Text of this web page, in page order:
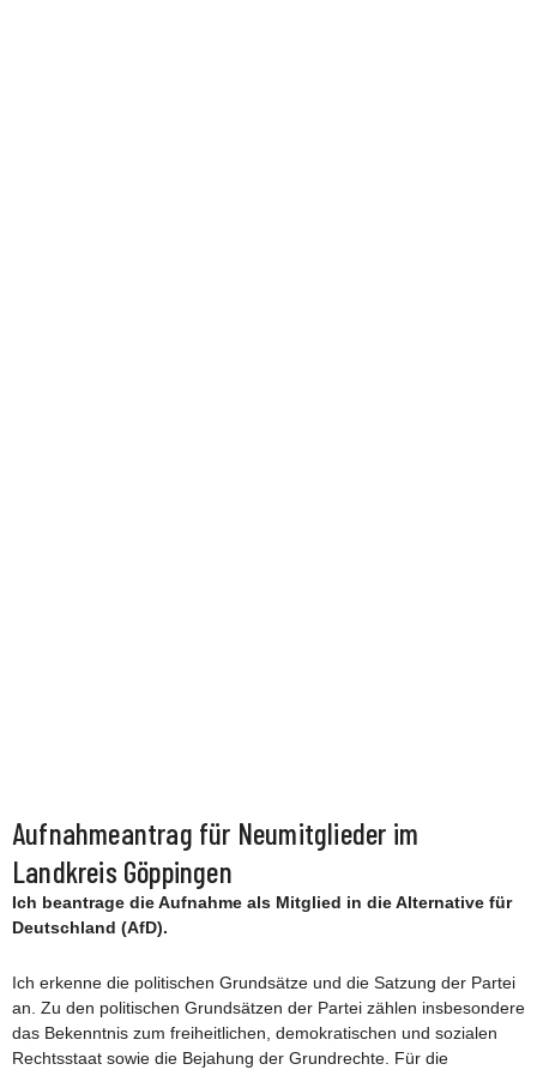
Aufnahmeantrag für Neumitglieder im
Landkreis Göppingen
Ich beantrage die Aufnahme als Mitglied in die Alternative für
Deutschland (AfD).
Ich erkenne die politischen Grundsätze und die Satzung der Partei
an. Zu den politischen Grundsätzen der Partei zählen insbesondere
das Bekenntnis zum freiheitlichen, demokratischen und sozialen
Rechtsstaat sowie die Bejahung der Grundrechte. Für die